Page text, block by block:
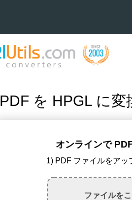
PDF を HPGL に変
オンラインで
1) PDF ファイルをアッ
ファイルを